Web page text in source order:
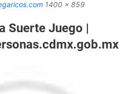
1400 x 859
Suerte Juego |